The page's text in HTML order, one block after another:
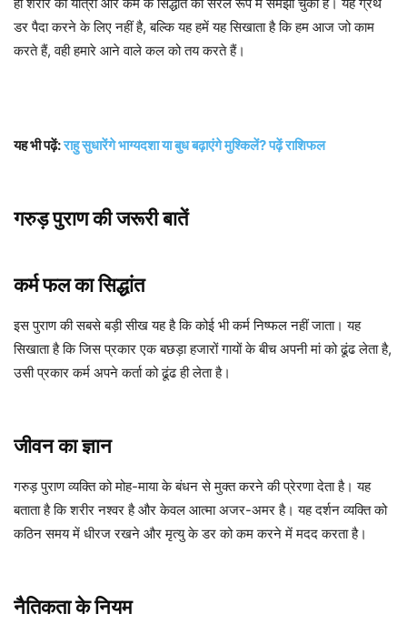
डर पैदा करने के लिए नहीं है, बल्कि यह हमें यह सिखाता है कि हम आज जो काम
करते हैं, वही हमारे आने वाले कल को तय करते हैं।
यह भी पढ़ें:राहु सुधारेंगे भाग्यदशा या बुध बढ़ाएंगे मुश्किलें? पढ़ें राशिफल
गरुड़ पुराण की जरूरी बातें
कर्म फल का सिद्धांत
इस पुराण की सबसे बड़ी सीख यह है कि कोई भी कर्म निष्फल नहीं जाता। यह
सिखाता है कि जिस प्रकार एक बछड़ा हजारों गायों के बीच अपनी मां को ढूंढ लेता है,
उसी प्रकार कर्म अपने कर्ता को ढूंढ ही लेता है।
जीवन का ज्ञान
गरुड़ पुराण व्यक्ति को मोह-माया के बंधन से मुक्त करने की प्रेरणा देता है। यह
बताता है कि शरीर नश्वर है और केवल आत्मा अजर-अमर है। यह दर्शन व्यक्ति को
कठिन समय में धीरज रखने और मृत्यु के डर को कम करने में मदद करता है।
नैतिकता के नियम